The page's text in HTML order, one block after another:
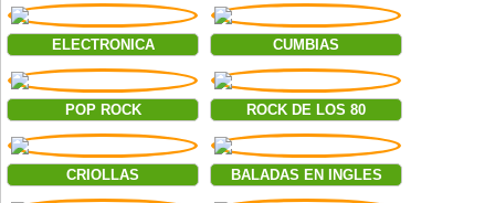
ELECTRONICA CUMBIAS
POP ROCK ROCK DE LOS 80
CRIOLLAS BALADAS EN INGLES